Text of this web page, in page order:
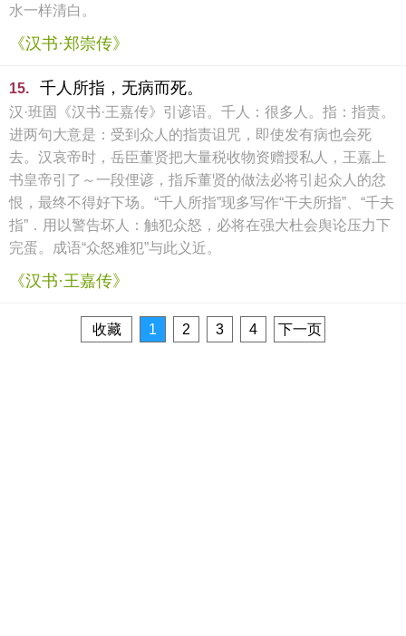
水一样清白。
《汉书·郑崇传》
15. 千人所指，无病而死。
汉·班固《汉书·王嘉传》引谚语。千人：很多人。指：指责。
进两句大意是：受到众人的指责诅咒，即使发有病也会死
去。汉哀帝时，岳臣董贤把大量税收物资赠授私人，王嘉上
书皇帝引了～一段俚谚，指斥董贤的做法必将引起众人的忿
恨，最终不得好下场。“千人所指”现多写作“干夫所指”、“千夫
指”．用以警告坏人：触犯众怒，必将在强大杜会舆论压力下
完蛋。成语“众怒难犯”与此义近。
《汉书·王嘉传》
收藏 1 2 3 4 下一页